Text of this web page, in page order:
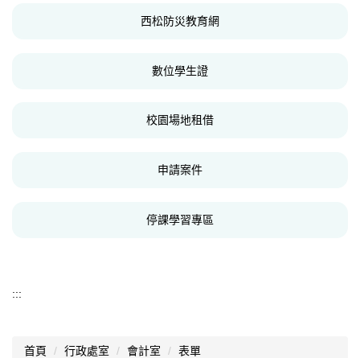
西松防災教育網
數位學生證
校園場地租借
申請案件
停課學習專區
:::
首頁 行政處室 會計室 表單